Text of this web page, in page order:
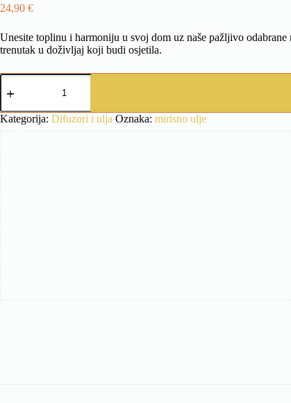
24,90 €
Unesite toplinu i harmoniju u svoj dom uz naše pažljivo
trenutak u doživljaj koji budi osjetila.
Mirisno
ulje
Nightingale
količina
Kategorija: Difuzori i ulja Oznaka: mirisno ulje